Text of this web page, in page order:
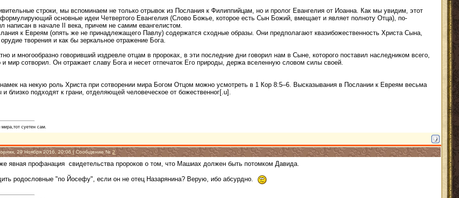
строки, мы вспоминаем не только отрывок из Послания к Филиппийцам, но и пролог Евангелия от Иоанна. Как мы увидим, этот
основные идеи Четвертого Евангелия (Слово Божье, которое есть Сын Божий, вмещает и являет полноту Отца), по-
написан в начале II века, причем не самим евангелистом.
к Евреям (опять же не принадлежащего Павлу) содержатся сходные образы. Они предполагают квазибожественность Христа Сына,
творения и как бы зеркальное отражение Бога.
и многообразно говоривший издревле отцам в пророках, в эти последние дни говорил нам в Сыне, которого поставил наследником всего,
и мир сотворил. Он отражает славу Бога и несет отпечаток Его природы, держа вселенную словом силы своей.
на некую роль Христа при сотворении мира Богом Отцом можно усмотреть в 1 Кор 8:5–6. Высказывания в Послании к Евреям весьма
и близко подходят к грани, отделяющей человеческое от божественног[.u].
мира,тот суетен сам.
29 Ноября 2016, 20:06 | Сообщение №2
явная профанация свидетельства пророков о том, что Машиах должен быть потомком Давида.
родословные "по Йосефу", если он не отец Назарянина? Верую, ибо абсурдно.